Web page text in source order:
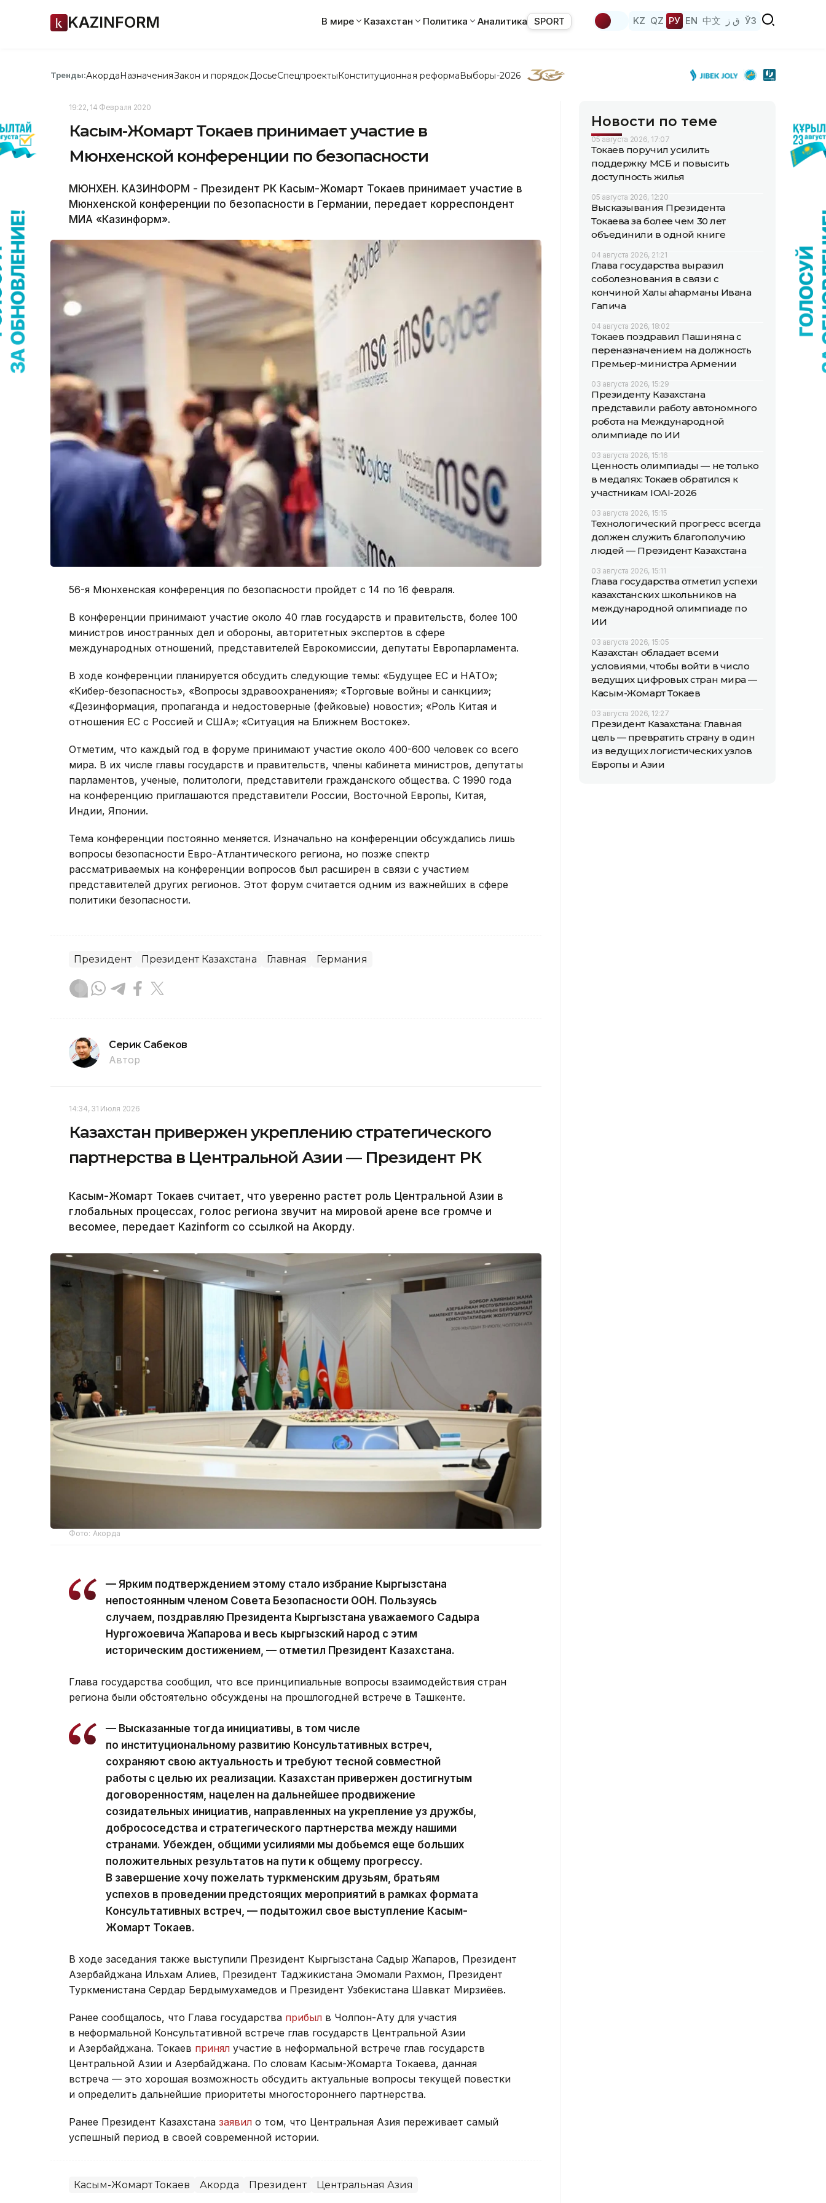
KAZINFORM В мире Казахстан Политика Аналитика SPORT KZ QZ РУ EN 中文 ق ز ЎЗ
Тренды:АкордаНазначенияЗакон и порядок ДосьеСпецпроектыКонституционная реформаВыборы-2026
19:22, 14 Февраля 2020
Касым-Жомарт Токаев принимает участие в
Мюнхенской конференции по безопасности
МЮНХЕН. КАЗИНФОРМ - Президент РК Касым-Жомарт Токаев принимает участие в
Мюнхенской конференции по безопасности в Германии, передает корреспондент
МИА «Казинформ».
56-я Мюнхенская конференция по безопасности пройдет с 14 по 16 февраля.
В конференции принимают участие около 40 глав государств и правительств, более 100
министров иностранных дел и обороны, авторитетных экспертов в сфере
международных отношений, представителей Еврокомиссии, депутаты Европарламента.
В ходе конференции планируется обсудить следующие темы: «Будущее ЕС и НАТО»;
«Кибер-безопасность», «Вопросы здравоохранения»; «Торговые войны и санкции»;
«Дезинформация, пропаганда и недостоверные (фейковые) новости»; «Роль Китая и
отношения ЕС с Россией и США»; «Ситуация на Ближнем Востоке».
Отметим, что каждый год в форуме принимают участие около 400-600 человек со всего
мира. В их числе главы государств и правительств, члены кабинета министров, депутаты
парламентов, ученые, политологи, представители гражданского общества. С 1990 года
на конференцию приглашаются представители России, Восточной Европы, Китая,
Индии, Японии.
Тема конференции постоянно меняется. Изначально на конференции обсуждались лишь
вопросы безопасности Евро-Атлантического региона, но позже спектр
рассматриваемых на конференции вопросов был расширен в связи с участием
представителей других регионов. Этот форум считается одним из важнейших в сфере
политики безопасности.
Президент Президент Казахстана Главная Германия
Серик Сабеков
Автор
14:34, 31 Июля 2026
Казахстан привержен укреплению стратегического
партнерства в Центральной Азии — Президент РК
Касым-Жомарт Токаев считает, что уверенно растет роль Центральной Азии в
глобальных процессах, голос региона звучит на мировой арене все громче и
весомее, передает Kazinform со ссылкой на Акорду.
Фото: Акорда
— Ярким подтверждением этому стало избрание Кыргызстана
непостоянным членом Совета Безопасности ООН. Пользуясь
случаем, поздравляю Президента Кыргызстана уважаемого Садыра
Нургожоевича Жапарова и весь кыргызский народ с этим
историческим достижением, — отметил Президент Казахстана.
Глава государства сообщил, что все принципиальные вопросы взаимодействия стран
региона были обстоятельно обсуждены на прошлогодней встрече в Ташкенте.
— Высказанные тогда инициативы, в том числе
по институциональному развитию Консультативных встреч,
сохраняют свою актуальность и требуют тесной совместной
работы с целью их реализации. Казахстан привержен достигнутым
договоренностям, нацелен на дальнейшее продвижение
созидательных инициатив, направленных на укрепление уз дружбы,
добрососедства и стратегического партнерства между нашими
странами. Убежден, общими усилиями мы добьемся еще больших
положительных результатов на пути к общему прогрессу.
В завершение хочу пожелать туркменским друзьям, братьям
успехов в проведении предстоящих мероприятий в рамках формата
Консультативных встреч, — подытожил свое выступление Касым-
Жомарт Токаев.
В ходе заседания также выступили Президент Кыргызстана Садыр Жапаров, Президент
Азербайджана Ильхам Алиев, Президент Таджикистана Эмомали Рахмон, Президент
Туркменистана Сердар Бердымухамедов и Президент Узбекистана Шавкат Мирзиёев.
Ранее сообщалось, что Глава государства прибыл в Чолпон-Ату для участия
в неформальной Консультативной встрече глав государств Центральной Азии
и Азербайджана. Токаев принял участие в неформальной встрече глав государств
Центральной Азии и Азербайджана. По словам Касым-Жомарта Токаева, данная
встреча — это хорошая возможность обсудить актуальные вопросы текущей повестки
и определить дальнейшие приоритеты многостороннего партнерства.
Ранее Президент Казахстана заявил о том, что Центральная Азия переживает самый
успешный период в своей современной истории.
Касым-Жомарт Токаев Акорда Президент Центральная Азия
Новости по теме
05 августа 2026, 17:07
Токаев поручил усилить
поддержку МСБ и повысить
доступность жилья
05 августа 2026, 12:20
Высказывания Президента
Токаева за более чем 30 лет
объединили в одной книге
04 августа 2026, 21:21
Глава государства выразил
соболезнования в связи с
кончиной Халық қаһарманы Ивана
Гапича
04 августа 2026, 18:02
Токаев поздравил Пашиняна с
переназначением на должность
Премьер-министра Армении
03 августа 2026, 15:29
Президенту Казахстана
представили работу автономного
робота на Международной
олимпиаде по ИИ
03 августа 2026, 15:16
Ценность олимпиады — не только
в медалях: Токаев обратился к
участникам IOAI-2026
03 августа 2026, 15:15
Технологический прогресс всегда
должен служить благополучию
людей — Президент Казахстана
03 августа 2026, 15:11
Глава государства отметил успехи
казахстанских школьников на
международной олимпиаде по
ИИ
03 августа 2026, 15:05
Казахстан обладает всеми
условиями, чтобы войти в число
ведущих цифровых стран мира —
Касым-Жомарт Токаев
03 августа 2026, 12:27
Президент Казахстана: Главная
цель — превратить страну в один
из ведущих логистических узлов
Европы и Азии